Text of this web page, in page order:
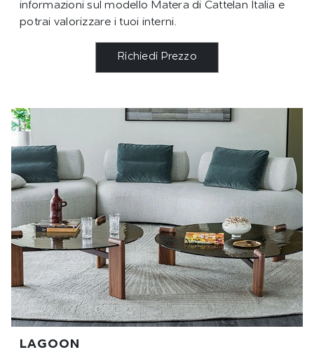
informazioni sul modello Matera di Cattelan Italia e
potrai valorizzare i tuoi interni.
Richiedi Prezzo
LAGOON